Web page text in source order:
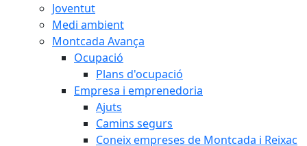
Joventut
Medi ambient
Montcada Avança
Ocupació
Plans d'ocupació
Empresa i emprenedoria
Ajuts
Camins segurs
Coneix empreses de Montcada i Reixac